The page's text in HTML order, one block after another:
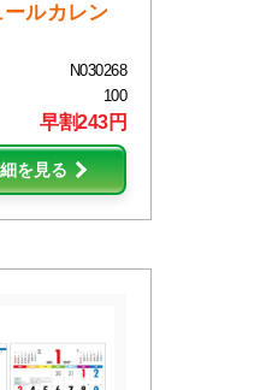
ルカレン
N030268
100
早割243円
を見る